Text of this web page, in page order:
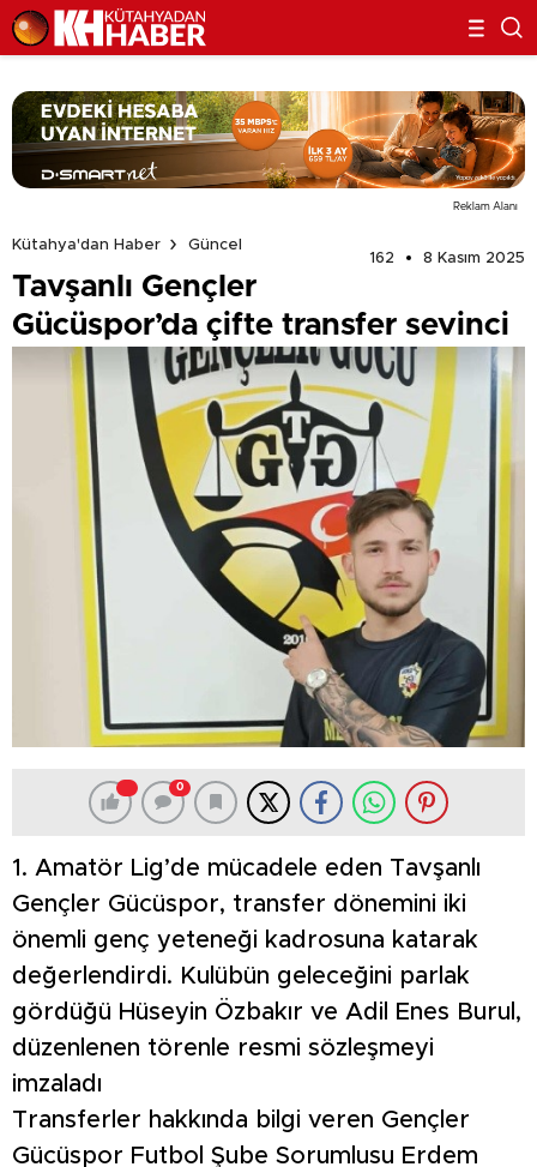
Reklam Alanı
Kütahya'dan Haber
Güncel
162
8 Kasım 2025
Tavşanlı Gençler
Gücüspor’da çifte transfer sevinci
0
1. Amatör Lig’de mücadele eden Tavşanlı
Gençler Gücüspor, transfer dönemini iki
önemli genç yeteneği kadrosuna katarak
değerlendirdi. Kulübün geleceğini parlak
gördüğü Hüseyin Özbakır ve Adil Enes Burul,
düzenlenen törenle resmi sözleşmeyi
imzaladı
Transferler hakkında bilgi veren Gençler
Gücüspor Futbol Şube Sorumlusu Erdem